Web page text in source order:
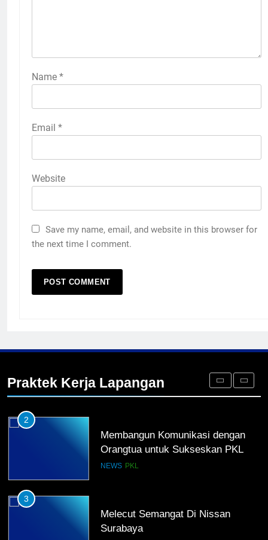
Name *
Email *
Website
Save my name, email, and website in this browser for
the next time I comment.
Praktek Kerja Lapangan
Surabaya
Nissan Surabaya
KURIKULUM PKL
TKRO Berani Adu Nyali di Auto
2000
Penempatan PKL TKRO Tahap I di
NEWS PKL
2
Membangun Komunikasi dengan
Orangtua untuk Sukseskan PKL
Kompetensi Keahlian TKRO
NEWS PKL
3
Melecut Semangat Di Nissan
Surabaya